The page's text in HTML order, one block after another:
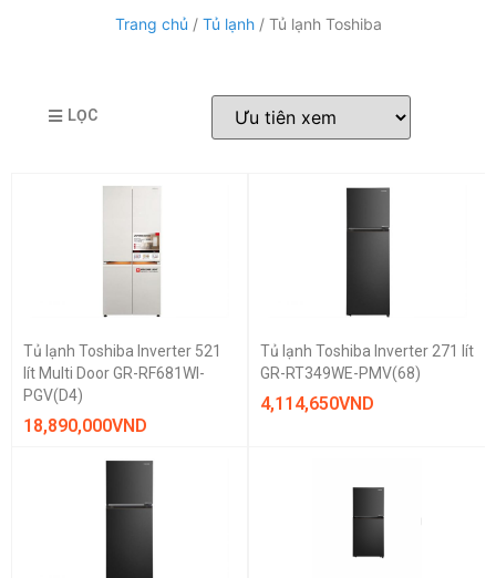
Trang chủ / Tủ lạnh/ Tủ lạnh Toshiba
LỌC
Tủ lạnh Toshiba Inverter 521
lít Multi Door GR-RF681WI-
PGV(D4)
18,890,000VND
Tủ lạnh Toshiba Inverter 271 lít
GR-RT349WE-PMV(68)
4,114,650VND